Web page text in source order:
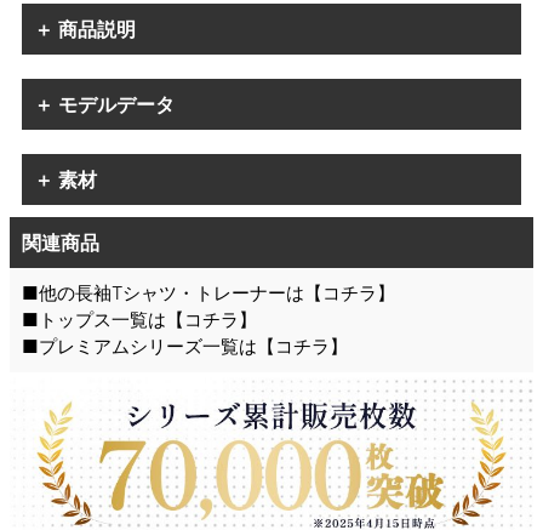
＋ 商品説明
＋ モデルデータ
＋ 素材
関連商品
■他の長袖Tシャツ・トレーナーは【 コチラ 】
■トップス一覧は【 コチラ 】
■プレミアムシリーズ一覧は【 コチラ 】